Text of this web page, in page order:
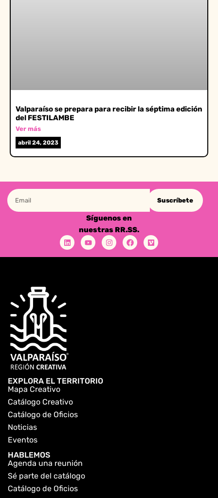
Valparaíso se prepara para recibir la séptima edición
del FESTILAMBE
Ver más
abril 24, 2023
Suscríbete
Síguenos en
nuestras RR.SS.
EXPLORA EL TERRITORIO
Mapa Creativo
Catálogo Creativo
Catálogo de Oficios
Noticias
Eventos
HABLEMOS
Agenda una reunión
Sé parte del catálogo
Catálogo de Oficios